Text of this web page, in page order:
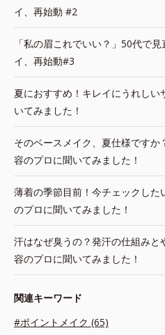
イ、再始動 #2
「私の眉これでいい？」50代で
イ、再始動#3
夏におすすめ！キレイにうれし
いてみました！
そのベースメイク、夏仕様です
容のプロに聞いてみました！
薄着の季節目前！今チェックし
のプロに聞いてみました！
汗はなぜ臭うの？発汗の仕組みと
容のプロに聞いてみました！
関連キーワード
#ポイントメイク (65)